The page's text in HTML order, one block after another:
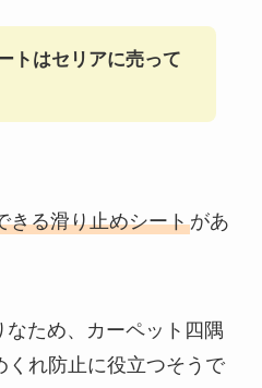
トはセリアに売って
きる滑り止めシートがあ
なため、カーペット四隅
くれ防止に役立つそうで